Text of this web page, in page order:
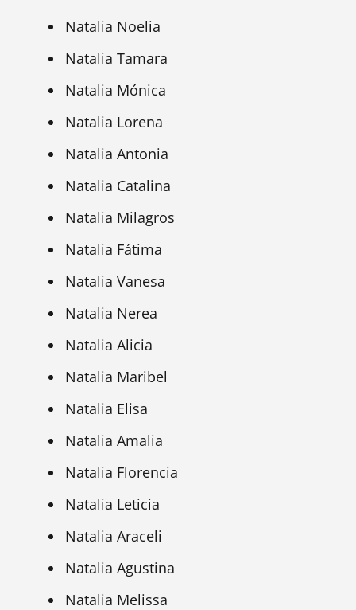
Natalia Noelia
Natalia Tamara
Natalia Mónica
Natalia Lorena
Natalia Antonia
Natalia Catalina
Natalia Milagros
Natalia Fátima
Natalia Vanesa
Natalia Nerea
Natalia Alicia
Natalia Maribel
Natalia Elisa
Natalia Amalia
Natalia Florencia
Natalia Leticia
Natalia Araceli
Natalia Agustina
Natalia Melissa